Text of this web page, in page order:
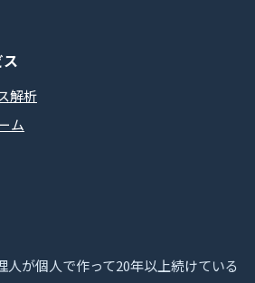
解析
ム
が個人で作って20年以上続けている